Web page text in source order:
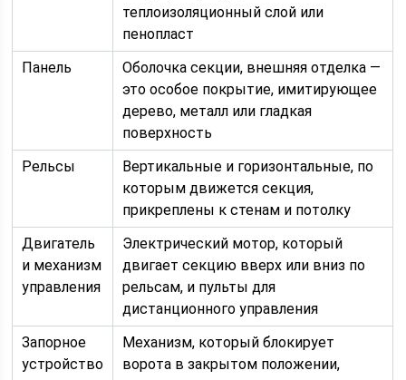
теплоизоляционный слой или
пенопласт
Панель
Оболочка секции, внешняя отделка —
это особое покрытие, имитирующее
дерево, металл или гладкая
поверхность
Рельсы
Вертикальные и горизонтальные, по
которым движется секция,
прикреплены к стенам и потолку
Двигатель
и механизм
управления
Электрический мотор, который
двигает секцию вверх или вниз по
рельсам, и пульты для
дистанционного управления
Запорное
устройство
Механизм, который блокирует
ворота в закрытом положении,